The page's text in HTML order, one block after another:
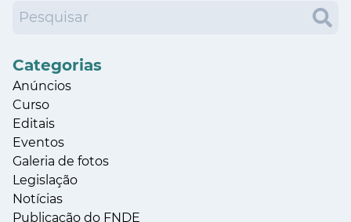
Categorias
Anúncios
Curso
Editais
Eventos
Galeria de fotos
Legislação
Notícias
Publicação do FNDE